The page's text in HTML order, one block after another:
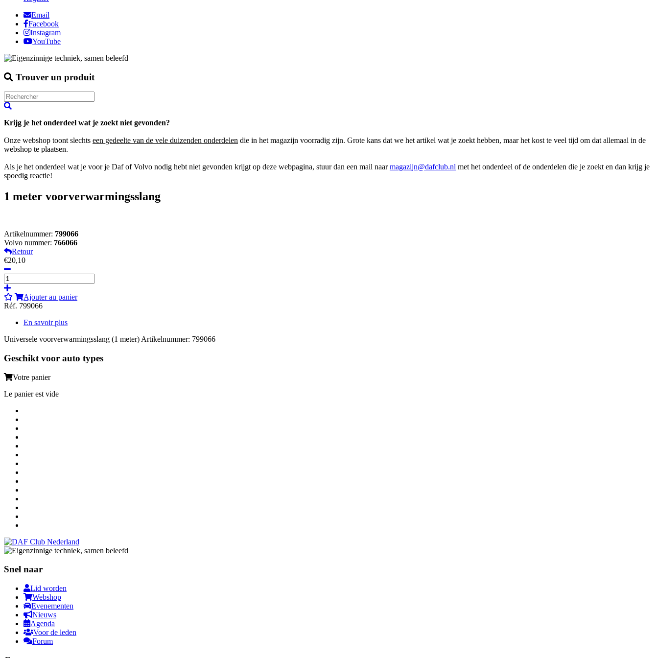
Email
Facebook
Instagram
YouTube
Trouver un produit
Krijg je het onderdeel wat je zoekt niet gevonden?
Onze webshop toont slechts een gedeelte van de vele duizenden onderdelen die in het magazijn voorradig zijn. Grote kans dat we het artikel wat je zoekt hebben, maar het kost te veel tijd om dat allemaal in de
webshop te plaatsen.
Als je het onderdeel wat je voor je Daf of Volvo nodig hebt niet gevonden krijgt op deze webpagina, stuur dan een mail naarmagazijn@dafclub.nl met het onderdeel of de onderdelen die je zoekt en dan krijg je
spoedig reactie!
1 meter voorverwarmingsslang
Artikelnummer: 799066
Volvo nummer: 766066
Retour
€20,10
Ajouter au panier
Réf. 799066
En savoir plus
Universele voorverwarmingsslang (1 meter) Artikelnummer: 799066
Geschikt voor auto types
Votre panier
Le panier est vide
Snel naar
Lid worden
Webshop
Evenementen
Nieuws
Agenda
Voor de leden
Forum